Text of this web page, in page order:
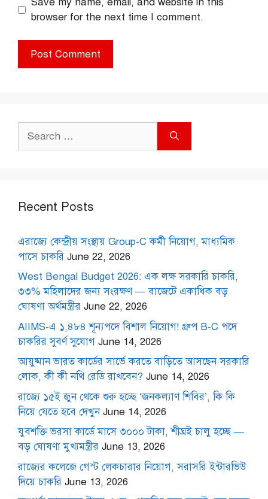
browser for the next time I comment.
for:
Recent Posts
এরাজ্যে কেন্দ্রীয় সংস্থায় Group-C কর্মী নিয়োগ, মাধ্যমিক
পাসে চাকরি June 22, 2026
West Bengal Budget 2026: এক লক্ষ সরকারি চাকরি,
৩৩% মহিলাদের জন্য সংরক্ষণ — বাজেটে একাধিক বড়
ঘোষণা অর্থমন্ত্রীর June 22, 2026
AIIMS-এ ১,৪৮৪ শূন্যপদে বিশাল নিয়োগ! গ্রুপ B-C পদে
চাকরির সুবর্ণ সুযোগ June 14, 2026
আয়ুষ্মান ভারত কার্ডের সার্ভে করতে বাড়িতে আসছেন সরকারি
লোক, কী কী নথি রেডি রাখবেন? June 14, 2026
রাজ্যে ১৫ই জুন থেকে শুরু হচ্ছে ‘জনকল্যাণ শিবির’, কি কি
নিয়ে যেতে হবে দেখুন June 14, 2026
যুবশক্তি ভরসা কার্ডে মাসে ৩০০০ টাকা, শীঘ্রই চালু হচ্ছে —
বড় ঘোষণা মুখ্যমন্ত্রীর June 13, 2026
রাজ্যের কলেজে গেস্ট লেকচারার নিয়োগ, সরাসরি ইন্টারভিউ
দিয়ে চাকরি June 13, 2026